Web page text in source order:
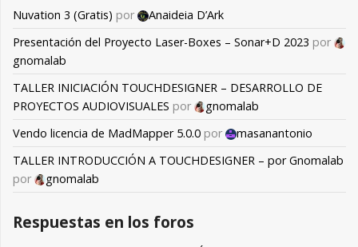
Nuvation 3 (Gratis) por
Anaideia D’Ark
Presentación del Proyecto Laser-Boxes – Sonar+D 2023 por
gnomalab
TALLER INICIACIÓN TOUCHDESIGNER – DESARROLLO DE
PROYECTOS AUDIOVISUALES por
gnomalab
Vendo licencia de MadMapper 5.0.0 por
masanantonio
TALLER INTRODUCCIÓN A TOUCHDESIGNER – por Gnomalab
por
gnomalab
Respuestas en los foros